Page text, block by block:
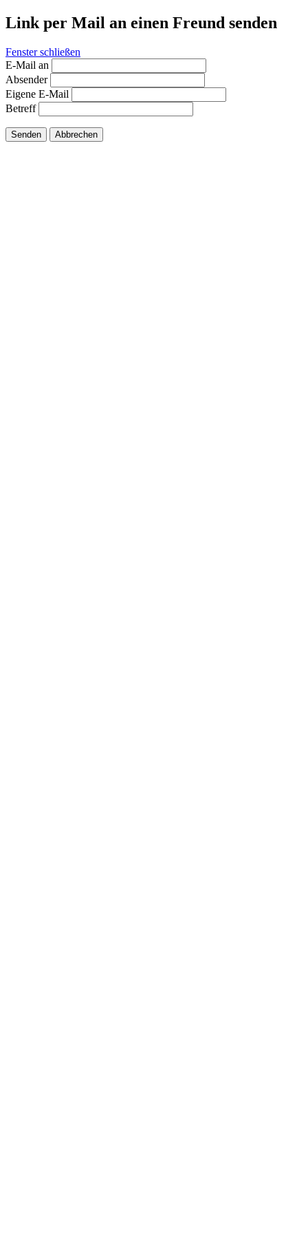
Link per Mail an einen Freund senden
Fenster schließen
E-Mail an
Absender
Eigene E-Mail
Betreff
Senden Abbrechen